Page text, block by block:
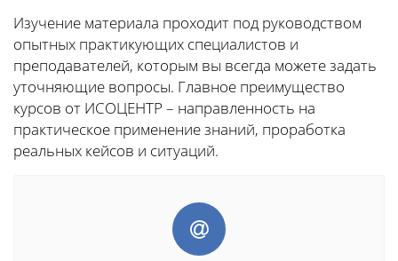
Изучение материала проходит под руководством
опытных практикующих специалистов и
преподавателей, которым вы всегда можете задать
уточняющие вопросы. Главное преимущество
курсов от ИСОЦЕНТР – направленность на
практическое применение знаний, проработка
реальных кейсов и ситуаций.